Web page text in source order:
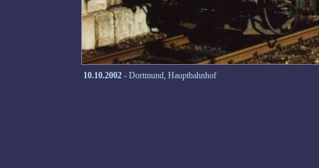
10.10.2002 - Dortmund, Hauptbahnhof